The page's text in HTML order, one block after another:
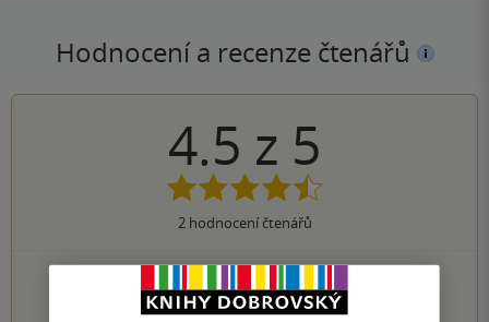
Hodnocení a recenze čtenářů
4.5 z 5
2hodnocení čtenářů
1×
4 hvězdičky